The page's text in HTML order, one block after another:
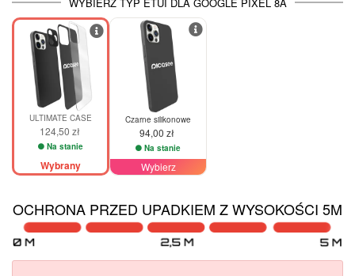
ULTIMATE CASE
124,50 zł
Na stanie
Wybrany
Czarne silikonowe
94,00 zł
Na stanie
Wybierz
OCHRONA PRZED UPADKIEM Z WYSOKOŚCI 5M